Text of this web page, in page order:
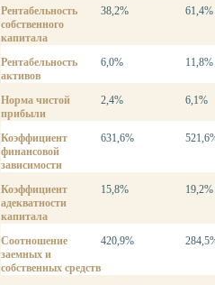
Рентабельность
собственного
капитала
38,2% 61,4%
Рентабельность
активов
6,0% 11,8%
Норма чистой
прибыли
2,4% 6,1%
Коэффициент
финансовой
зависимости
631,6%
Коэффициент
адекватности
капитала
15,8% 19,2%
Соотношение
заемных и
собственных средств
420,9%